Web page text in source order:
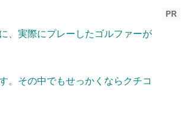
PR
、実際にプレーしたゴルファーが
。その中でもせっかくならクチコ